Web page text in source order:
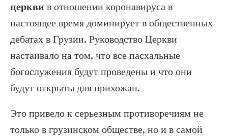
церкви в отношении коронавируса в
настоящее время доминирует в общественных
дебатах в Грузии. Руководство Церкви
настаивало на том, что все пасхальные
богослужения будут проведены и что они
будут открыты для прихожан.
Это привело к серьезным противоречиям не
только в грузинском обществе, но и в самой